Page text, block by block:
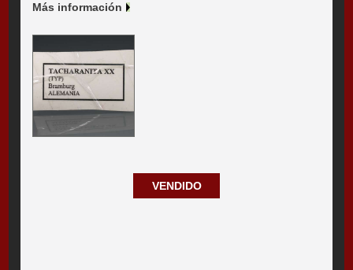
Más información
VENDIDO